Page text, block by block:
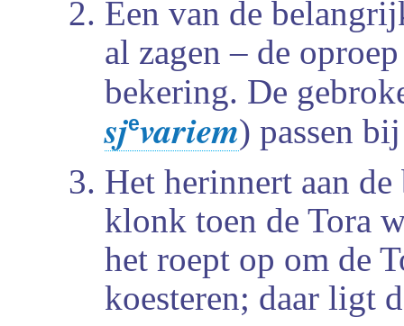
Een van de
al zagen – de
bekering. De
sjevariem) passen
Het herinnert aan
klonk toen de Tora
het roept op om de
koesteren; daar ligt